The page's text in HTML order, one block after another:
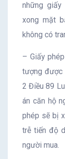
những
xong mặt
không có
– Giấy
tượng được
2 Điều 89
án căn hộ
phép sẽ bị
trễ tiến độ
người mua.